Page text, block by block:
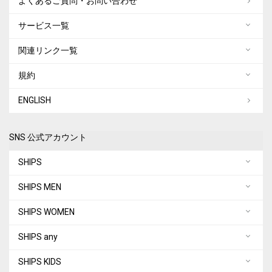
サービス一覧
関連リンク一覧
規約
ENGLISH
SNS 公式アカウント
SHIPS
SHIPS MEN
SHIPS WOMEN
SHIPS any
SHIPS KIDS